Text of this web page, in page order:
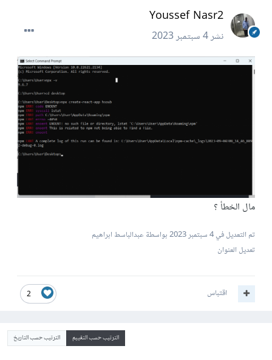
Youssef Nasr2
نشر4 سبتمبر 2023
مال الخطأ ؟
تم التعديل في4 سبتمبر 2023
بواسطة عبدالباسط ابراهيم
تعديل العنوان
2 اقتباس
الترتيب حسب التقييم الترتيب حسب التاريخ